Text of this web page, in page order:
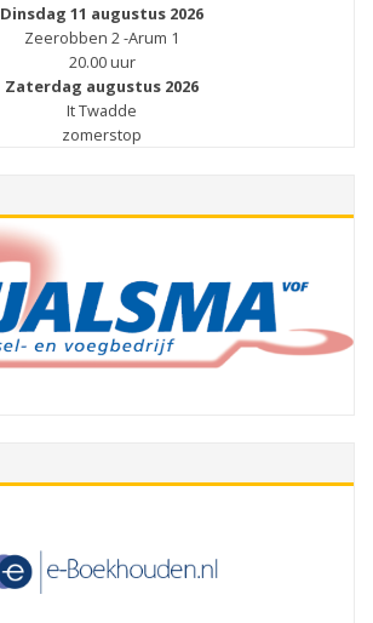
Dinsdag 11 augustus 2026
Zeerobben 2 -Arum 1
20.00 uur
Zaterdag augustus 2026
It Twadde
zomerstop